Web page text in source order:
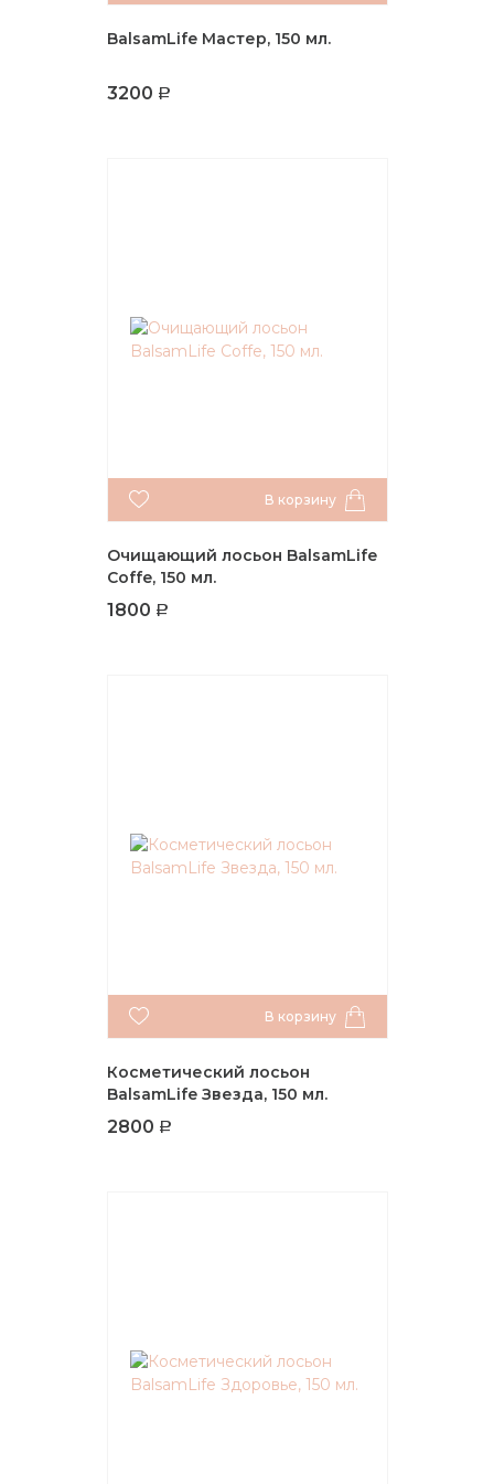
BalsamLife Мастер, 150 мл.
3200
В корзину
Очищающий лосьон BalsamLife
Coffe, 150 мл.
1800
В корзину
Косметический лосьон
BalsamLife Звезда, 150 мл.
2800